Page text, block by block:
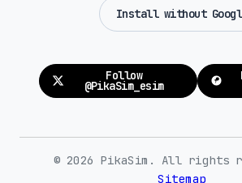
Install without
Follow
@PikaSim_esim
© 2026 PikaSim. All rights
Sitemap